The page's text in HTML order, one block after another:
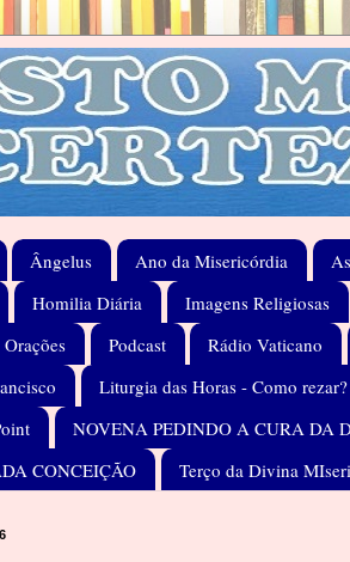
Ângelus Ano da Misericórdia
Homilia Diária Imagens Religiosas
Orações Podcast Rádio Vaticano
Liturgia das Horas - Como rezar?
NOVENA PEDINDO A CURA DA
CONCEIÇÃO
Terço da Divina